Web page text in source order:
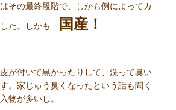
その最終段階で、しかも例によってカ
た。しかも
国産！
が付いて黒かったりして、洗って臭い
。家じゅう臭くなったという話も聞く
物が多いし。